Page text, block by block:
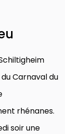
Carnaval du
rhénanes.
soir une